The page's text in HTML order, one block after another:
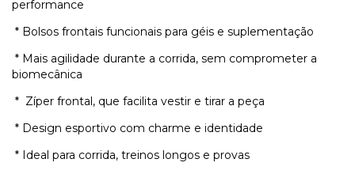
performance
* Bolsos frontais funcionais para géis e suplementação
* Mais agilidade durante a corrida, sem comprometer a
biomecânica
* Zíper frontal, que facilita vestir e tirar a peça
* Design esportivo com charme e identidade
* Ideal para corrida, treinos longos e provas